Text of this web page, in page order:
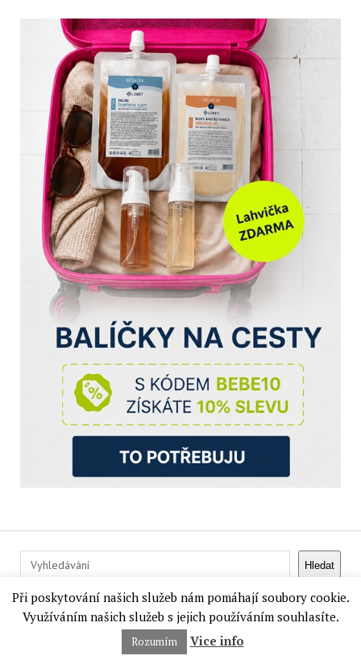
Hledat Hledat
NEJNOVĚJŠÍ KOMENTÁŘE
Anti-age hydrogelové polštářky pod oči
Při poskytování našich služeb nám pomáhají soubory cookie.
Využíváním našich služeb s jejich používáním souhlasíte.
Rozumím Vice info